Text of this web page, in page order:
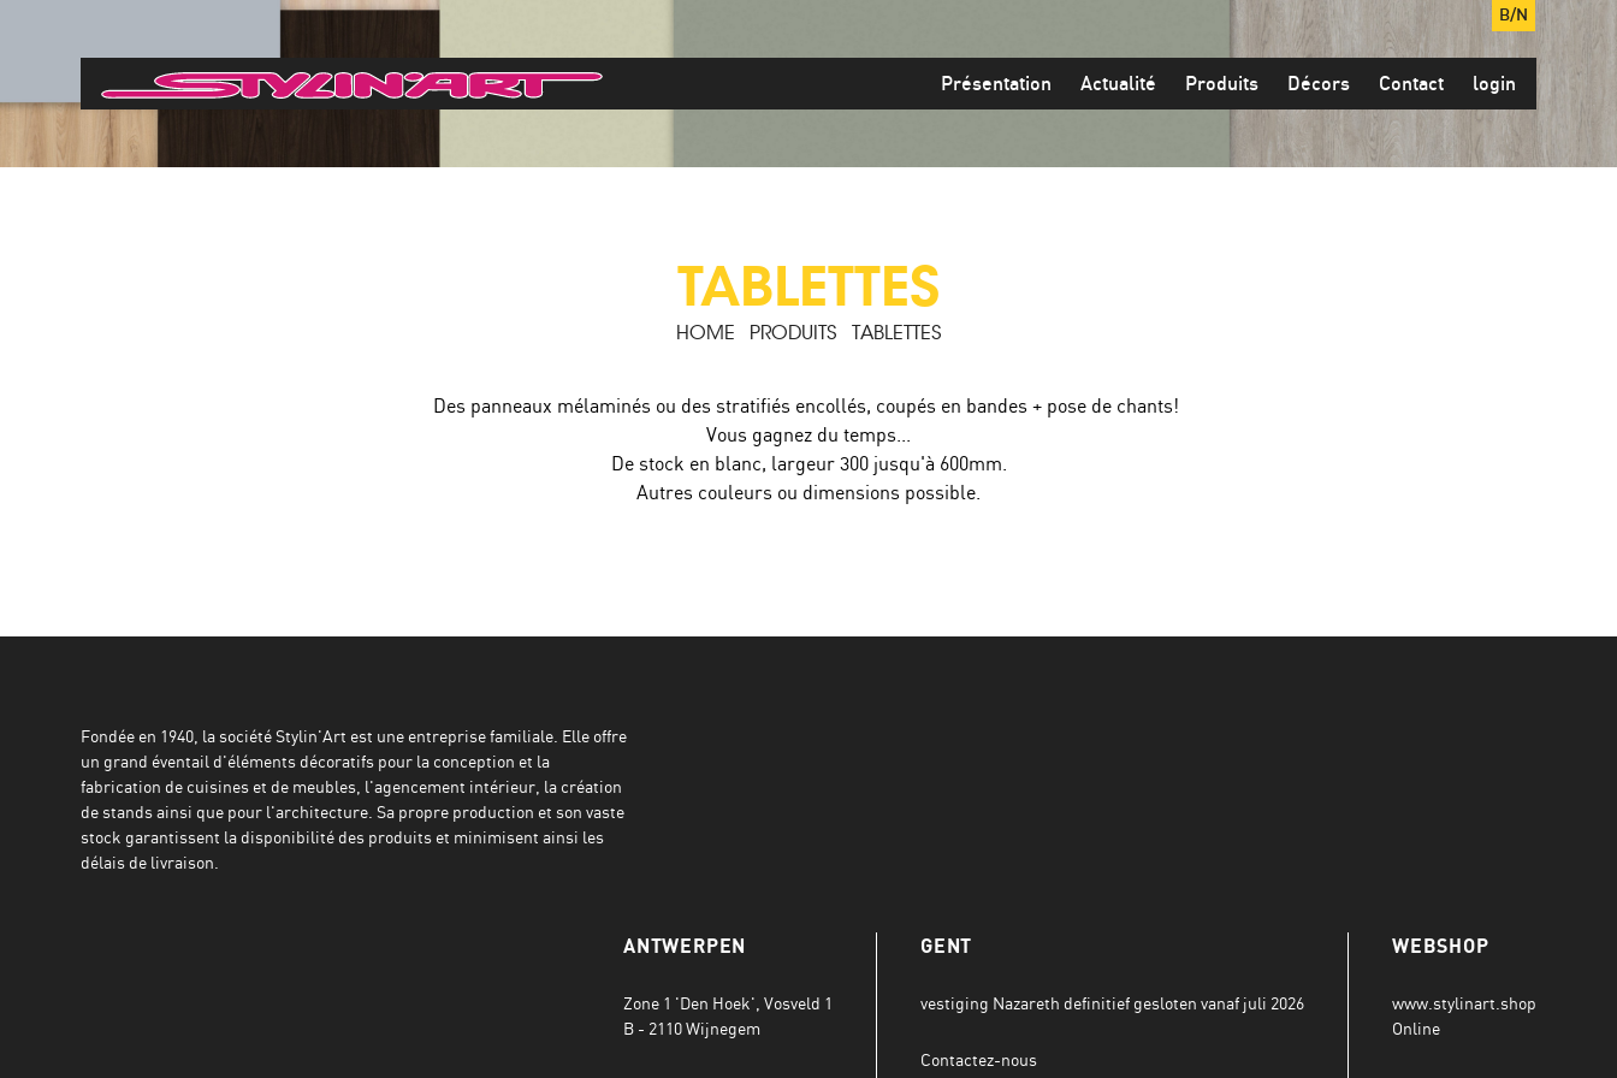
B/N
Présentation Actualité Produits Décors Contact login
TABLETTES
HOME PRODUITS TABLETTES
Des panneaux mélaminés ou des stratifiés encollés, coupés en bandes + pose de chants!
Vous gagnez du temps...
De stock en blanc, largeur 300 jusqu'à 600mm.
Autres couleurs ou dimensions possible.
Fondée en 1940, la société Stylin'Art est une entreprise familiale. Elle offre
un grand éventail d'éléments décoratifs pour la conception et la
fabrication de cuisines et de meubles, l'agencement intérieur, la création
de stands ainsi que pour l'architecture. Sa propre production et son vaste
stock garantissent la disponibilité des produits et minimisent ainsi les
délais de livraison.
ANTWERPEN
Zone 1 'Den Hoek', Vosveld 1
B - 2110 Wijnegem
GENT
vestiging Nazareth definitief gesloten vanaf juli 2026
Contactez-nous
WEBSHOP
www.stylinart.shop
Online